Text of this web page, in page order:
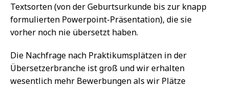
Textsorten (von der Geburtsurkunde bis zur knapp
formulierten Powerpoint-Präsentation), die sie
vorher noch nie übersetzt haben.
Die Nachfrage nach Praktikumsplätzen in der
Übersetzerbranche ist groß und wir erhalten
wesentlich mehr Bewerbungen als wir Plätze